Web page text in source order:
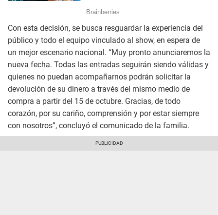
Con esta decisión, se busca resguardar la experiencia del
público y todo el equipo vinculado al show, en espera de
un mejor escenario nacional. “Muy pronto anunciaremos la
nueva fecha. Todas las entradas seguirán siendo válidas y
quienes no puedan acompañarnos podrán solicitar la
devolución de su dinero a través del mismo medio de
compra a partir del 15 de octubre. Gracias, de todo
corazón, por su cariño, comprensión y por estar siempre
con nosotros”, concluyó el comunicado de la familia.